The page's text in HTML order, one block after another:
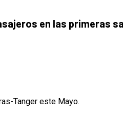
en las primeras
Tanger este Mayo.